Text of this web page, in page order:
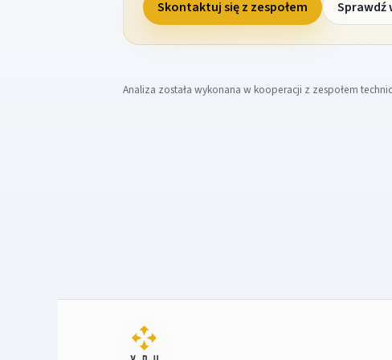
Skontaktuj się z zespołem Sprawdź
Analiza została wykonana w kooperacji z zespołem